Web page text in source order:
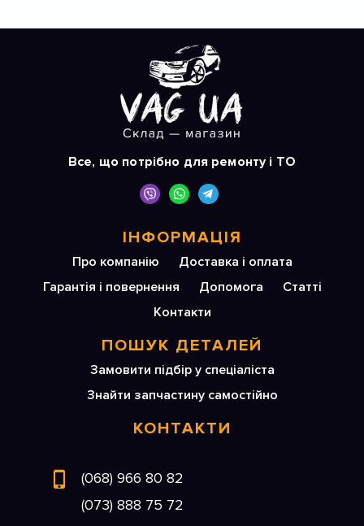
Все, що потрібно для ремонту і ТО
ІНФОРМАЦІЯ
Про компанію
Доставка і оплата
Гарантія і повернення
Допомога
Статті
Контакти
ПОШУК ДЕТАЛЕЙ
Замовити підбір у спеціаліста
Знайти запчастину самостійно
КОНТАКТИ
(068) 966 80 82
(073) 888 75 72